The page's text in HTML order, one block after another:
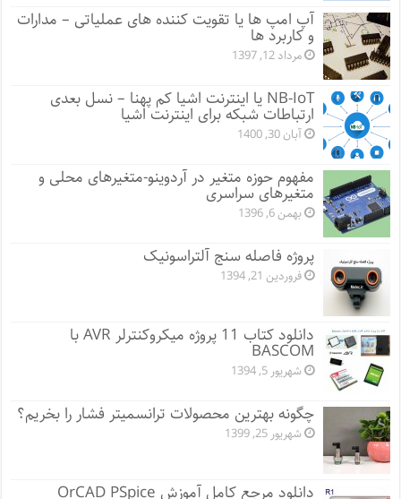
آپ امپ ها یا تقویت کننده های عملیاتی – مدارات
و کاربرد ها
مرداد 12, 1397
NB-IoT یا اینترنت اشیا کم پهنا – نسل بعدی
ارتباطات شبکه برای اینترنت اشیا
آبان 30, 1400
مفهوم حوزه متغیر در آردوینو-متغیرهای محلی و
متغیرهای سراسری
بهمن 6, 1396
پروژه فاصله سنج آلتراسونیک
فروردین 21, 1394
دانلود کتاب 11 پروژه میکروکنترلر AVR با
BASCOM
شهریور 5, 1394
چگونه بهترین محصولات ترانسمیتر فشار را بخریم؟
شهریور 25, 1399
دانلود مرجع کامل آموزش OrCAD PSpice